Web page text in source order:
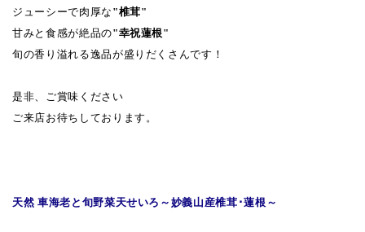
ジューシーで肉厚な "椎茸"
甘みと食感が絶品の"幸祝蓮根"
旬の香り溢れる逸品が盛りだくさんです！
是非、ご賞味ください
ご来店お待ちしております。
天然 車海老と旬野菜天せいろ～妙義山産椎茸･蓮根～